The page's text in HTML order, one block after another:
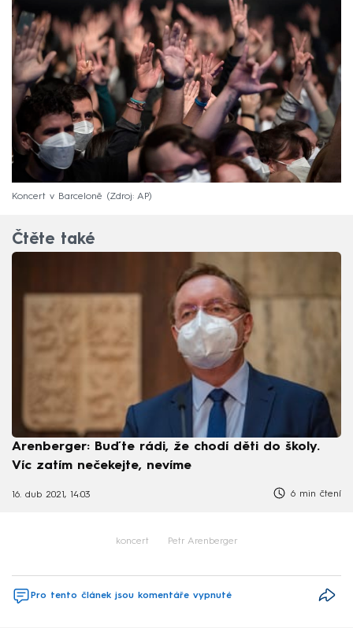
Koncert v Barceloně Zdroj: AP
Čtěte také
Arenberger: Buďte rádi, že chodí děti do školy.
Víc zatím nečekejte, nevíme
16. dub 2021, 14:03 6 min čtení
koncert Petr Arenberger
Pro tento článek jsou komentáře vypnuté